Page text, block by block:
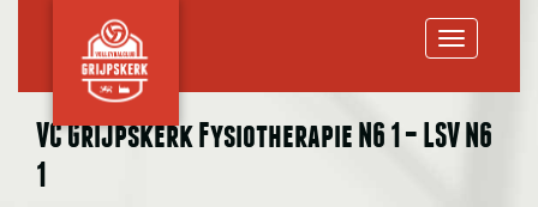
VC Grijpskerk Fysiotherapie N6 1 – LSV N6
1